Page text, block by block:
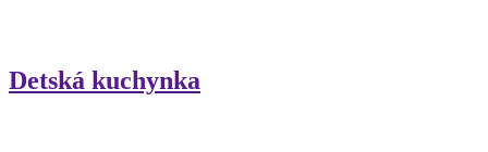
Detská kuchynka